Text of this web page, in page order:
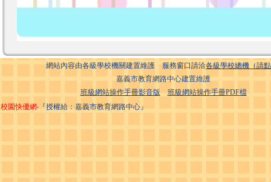
網站內容由各級學校機關建置維護 服務窗口請洽各級學校總機（請
嘉義市教育網路中心建置維護
班級網站操作手冊影音版
班級網站操作手冊PDF檔
校園快優網‧『授權給：嘉義市教育網路中心』